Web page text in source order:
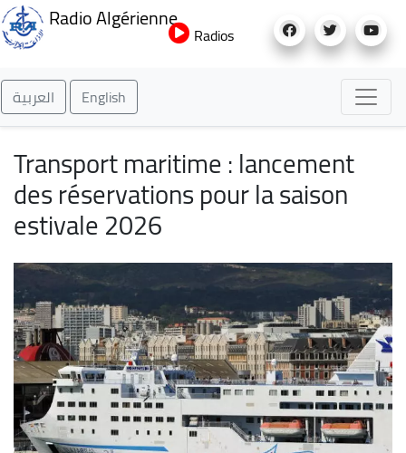
au
Radio Algérienne
Radios
العربية English
Transport maritime : lancement
des réservations pour la saison
estivale 2026